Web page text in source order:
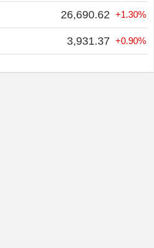
26,690.62 +1.30%
3,931.37 +0.90%